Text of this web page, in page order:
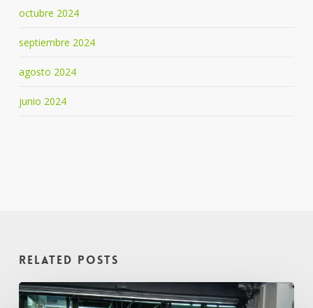
octubre 2024
septiembre 2024
agosto 2024
junio 2024
Related Posts